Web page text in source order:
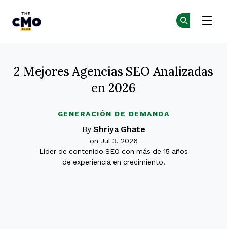
GENERACIÓN DE DEMANDA
2 Mejores Agencias SEO Analizadas
en 2026
By Shriya Ghate
on Jul 3, 2026
Líder de contenido SEO con más de 15 años
de experiencia en crecimiento.